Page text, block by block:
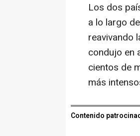
Los dos
a lo largo
reavivando
condujo en
cientos de
más
Contenido